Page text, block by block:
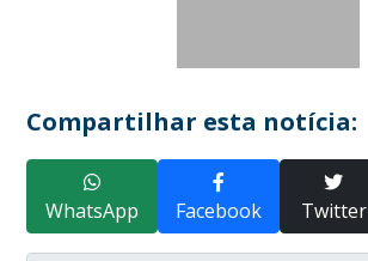
Compartilhar esta notícia:
WhatsApp Facebook Twitter